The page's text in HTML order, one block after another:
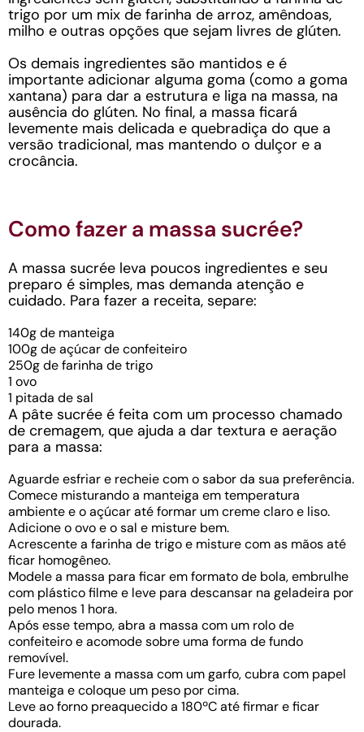
trigo por um mix de farinha de arroz, amêndoas,
milho e outras opções que sejam livres de glúten.
Os demais ingredientes são mantidos e é
importante adicionar alguma goma (como a goma
xantana) para dar a estrutura e liga na massa, na
ausência do glúten. No final, a massa ficará
levemente mais delicada e quebradiça do que a
versão tradicional, mas mantendo o dulçor e a
crocância.
Como fazer a massa sucrée?
A massa sucrée leva poucos ingredientes e seu
preparo é simples, mas demanda atenção e
cuidado. Para fazer a receita, separe:
140g de manteiga
100g de açúcar de confeiteiro
250g de farinha de trigo
1 ovo
1 pitada de sal
A pâte sucrée é feita com um processo chamado
de cremagem, que ajuda a dar textura e aeração
para a massa:
Aguarde esfriar e recheie com o sabor da sua preferência.
Comece misturando a manteiga em temperatura
ambiente e o açúcar até formar um creme claro e liso.
Adicione o ovo e o sal e misture bem.
Acrescente a farinha de trigo e misture com as mãos até
ficar homogêneo.
Modele a massa para ficar em formato de bola, embrulhe
com plástico filme e leve para descansar na geladeira por
pelo menos 1 hora.
Após esse tempo, abra a massa com um rolo de
confeiteiro e acomode sobre uma forma de fundo
removível.
Fure levemente a massa com um garfo, cubra com papel
manteiga e coloque um peso por cima.
Leve ao forno preaquecido a 180ºC até firmar e ficar
dourada.